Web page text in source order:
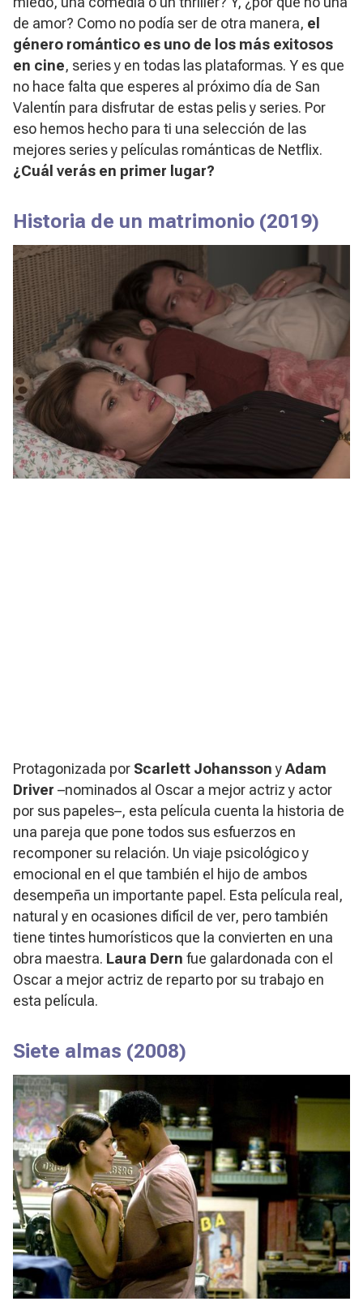
de amor? Como no podía ser de otra manera, el
género romántico es uno de los más exitosos
en cine, series y en todas las plataformas. Y es que
no hace falta que esperes al próximo día de San
Valentín para disfrutar de estas pelis y series. Por
eso hemos hecho para ti una selección de las
mejores series y películas románticas de Netflix.
¿Cuál verás en primer lugar?
Historia de un matrimonio (2019)
Protagonizada por Scarlett JohanssonyAdam
Driver –nominados al Oscar a mejor actriz y actor
por sus papeles–, esta película cuenta la historia de
una pareja que pone todos sus esfuerzos en
recomponer su relación. Un viaje psicológico y
emocional en el que también el hijo de ambos
desempeña un importante papel. Esta película real,
natural y en ocasiones difícil de ver, pero también
tiene tintes humorísticos que la convierten en una
obra maestra. Laura Dern fue galardonada con el
Oscar a mejor actriz de reparto por su trabajo en
esta película.
Siete almas (2008)